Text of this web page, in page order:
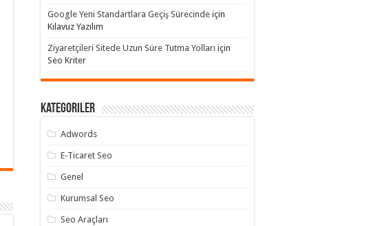
Google Yeni Standartlara Geçiş Sürecinde için
Kılavuz Yazılım
Ziyaretçileri Sitede Uzun Süre Tutma Yolları için
Seo Kriter
Kategoriler
Adwords
E-Ticaret Seo
Genel
Kurumsal Seo
Seo Araçları